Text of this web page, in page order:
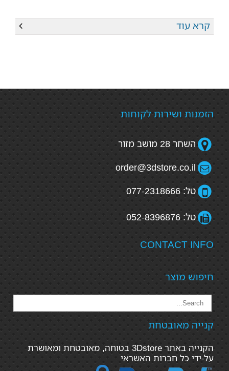
קרא עוד
הזמנות ושירות לקוחות
השחר 28 מושב מזור
order@3dstore.co.il
טל: 077-2318666
טל: 052-8396876
CONTACT INFO
חיפוש מוצר
קנייה מאובטחת
הקנייה באתר 3Dstore בטוחה, מאובטחת ומאושרת
על-ידי כל חברות האשראי